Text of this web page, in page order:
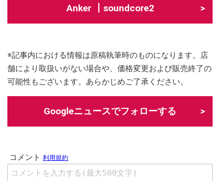
Anker ┃soundcore2
※記事内における情報は原稿執筆時のものになります。店
舗により取扱いがない場合や、価格変更および販売終了の
可能性もございます。あらかじめご了承ください。
Googleニュースでフォローする